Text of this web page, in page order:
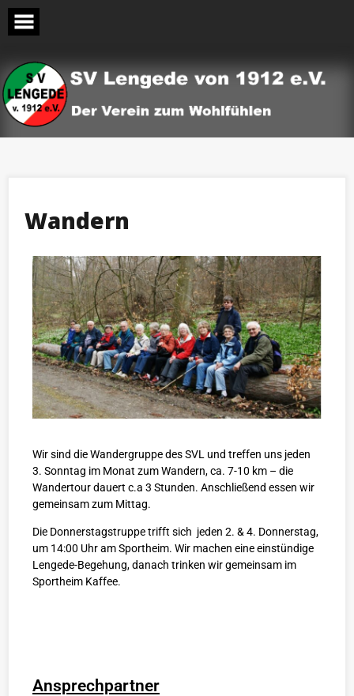
Wandern
Wir sind die Wandergruppe des SVL und treffen uns jeden
3. Sonntag im Monat zum Wandern, ca. 7-10 km – die
Wandertour dauert c.a 3 Stunden. Anschließend essen wir
gemeinsam zum Mittag.
Die Donnerstagstruppe trifft sich jeden 2. & 4. Donnerstag,
um 14:00 Uhr am Sportheim. Wir machen eine einstündige
Lengede-Begehung, danach trinken wir gemeinsam im
Sportheim Kaffee.
Ansprechpartner